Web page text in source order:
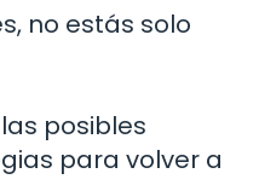
no estás solo
posibles
para volver a